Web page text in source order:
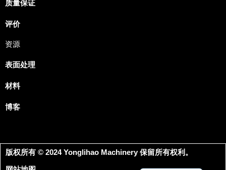
质量保证
评价
资源
表面处理
材料
博客
版权所有 © 2024 Yonglihao Machinery 保留所有权利。
Arabic